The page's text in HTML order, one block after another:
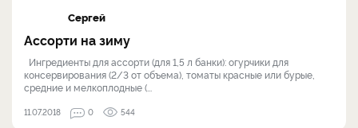
Сергей
Ассорти на зиму
Ингредиенты для ассорти (для 1,5 л банки): огурчики для
консервирования (2/3 от объема), томаты красные или бурые,
средние и мелкоплодные (...
11.07.2018 0 544